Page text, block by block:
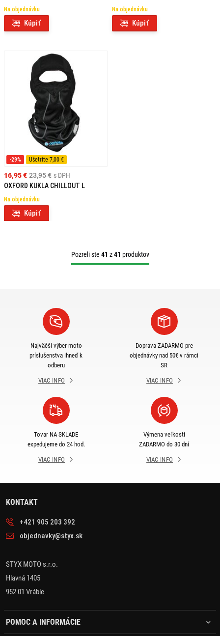
Na objednávku
Kúpiť
Na objednávku
Kúpiť
-29% Ušetríte 7,00 €
23,95 €
16,95 €
s DPH
OXFORD KUKLA CHILLOUT L
Na objednávku
Kúpiť
Pozreli ste 41 z41 produktov
Najväčší výber moto
príslušenstva ihneď k
odberu
VIAC INFO
Doprava ZADARMO pre
objednávky nad 50€ v rámci
SR
VIAC INFO
Tovar NA SKLADE
expedujeme do 24 hod.
VIAC INFO
Výmena veľkosti
ZADARMO do 30 dní
VIAC INFO
KONTAKT
+421 905 203 392
objednavky@styx.sk
STYX MOTO s.r.o.
Hlavná 1405
952 01 Vráble
POMOC A INFORMÁCIE